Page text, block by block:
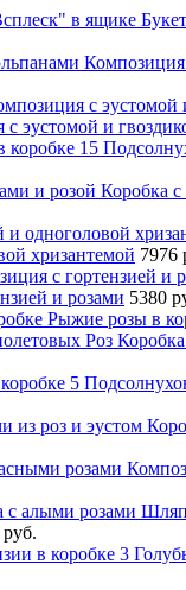
с эустомой и
15
Коробка с
хризантемой 7976
и розами 5380
Рыжие розы в
5
3